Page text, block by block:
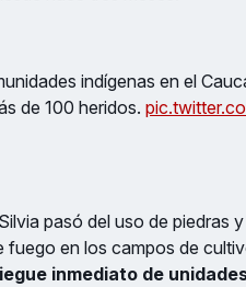
indígenas en el
de 100 heridos.
pasó del uso de piedras
en los campos de
inmediato de